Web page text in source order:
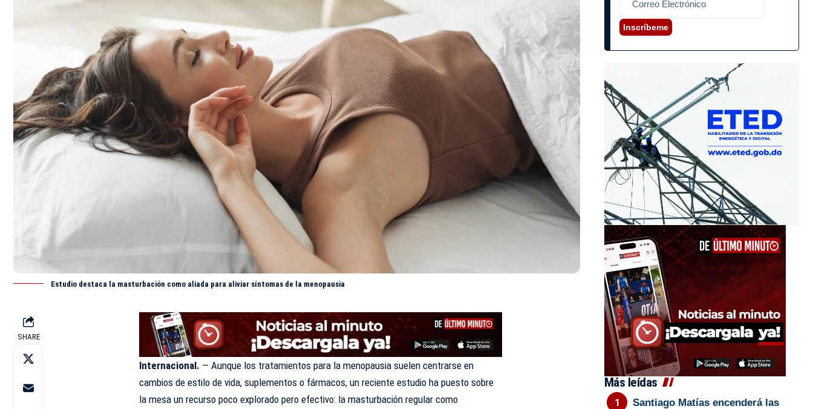
Estudio destaca la masturbación como aliada para aliviar síntomas de la menopausia
SHARE
Internacional. — Aunque los tratamientos para la menopausia suelen centrarse en
cambios de estilo de vida,suplementos o fármacos, un reciente estudio ha puesto sobre
la mesa un recurso poco explorado pero efectivo: la masturbación regular como
Inscríbeme
Más leídas
Santiago Matías encenderá las